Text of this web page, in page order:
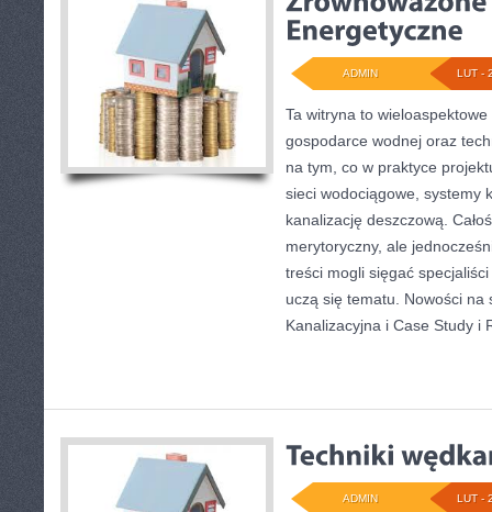
LUT -
ADMIN
Ta witryna to
gospodarce wodnej oraz
na tym, co w praktyce
sieci wodociągowe, systemy
kanalizację deszczową.
merytoryczny, ale
treści mogli sięgać
uczą się tematu. Nowości
Kanalizacyjna i Case Study i
LUT -
ADMIN